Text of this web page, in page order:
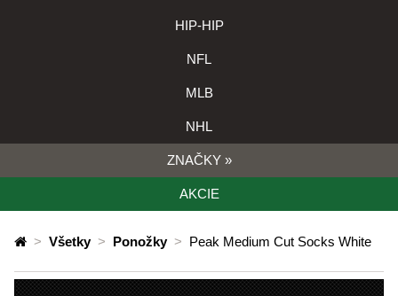
HIP-HIP
NFL
MLB
NHL
ZNAČKY »
AKCIE
> Všetky > Ponožky > Peak Medium Cut Socks White